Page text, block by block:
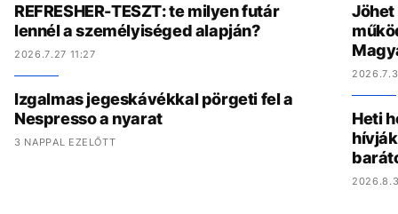
REFRESHER-TESZT: te milyen futár
lennél a személyiséged alapján?
2026.7.27 11:27
Izgalmas jegeskávékkal pörgeti fel a
Nespresso a nyarat
3 NAPPAL EZELŐTT
Jöhet
Heti